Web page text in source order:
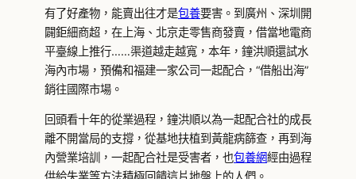
有了好產物，能賣出往才是包養要害。到廣州、深圳開
闢鉅細商超，在上海、北京走零售商發賣，借當地電商
平臺線上推行……渠道越走越寬，本年，鐘洪順還試水
海內市場，預備和福建一家公司一起配合，“借船出海”
銷往國際市場。
回頭看十年的從業過程，鐘洪順以為一起配合社的成長
離不開當局的支撐，從基地扶植到黃龍病篩查，再到海
內營業培訓，一起配合社是受害者，也包養網經由過程